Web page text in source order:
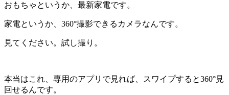
おもちゃというか、最新家電です。
家電というか、360°撮影できるカメラなんです。
見てください。試し撮り。
本当はこれ、専用のアプリで見れば、スワイプすると360°見
回せるんです。